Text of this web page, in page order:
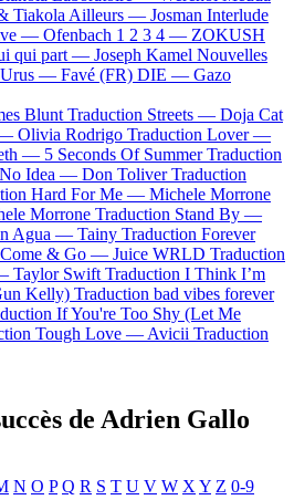
Tiakola Ailleurs — Josman Interlude
— Ofenbach 1 2 3 4 — ZOKUSH
qui part — Joseph Kamel Nouvelles
Urus — Favé (FR) DIE — Gazo
Blunt Traduction Streets — Doja Cat
— Olivia Rodrigo Traduction Lover —
— 5 Seconds Of Summer Traduction
Idea — Don Toliver Traduction
Hard For Me — Michele Morrone
Morrone Traduction Stand By —
Agua — Tainy Traduction Forever
Come & Go — Juice WRLD Traduction
Taylor Swift Traduction I Think I’m
Kelly) Traduction bad vibes forever
If You're Too Shy (Let Me
Tough Love — Avicii Traduction
de Adrien Gallo
N O P Q R S T U V W X Y Z 0-9